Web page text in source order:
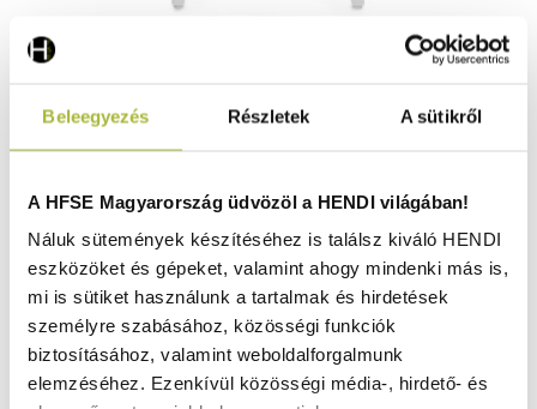
Beleegyezés Részletek A sütikről
A HFSE Magyarország üdvözöl a HENDI világában!
Náluk sütemények készítéséhez is találsz kiváló HENDI
eszközöket és gépeket, valamint ahogy mindenki más is,
mi is sütiket használunk a tartalmak és hirdetések
személyre szabásához, közösségi funkciók
biztosításához, valamint weboldalforgalmunk
elemzéséhez. Ezenkívül közösségi média-, hirdető- és
470x500x(H)500mm - HENDI 222980
91.350Ft
(71.929Ft+ ÁFA)
KOSÁRBA